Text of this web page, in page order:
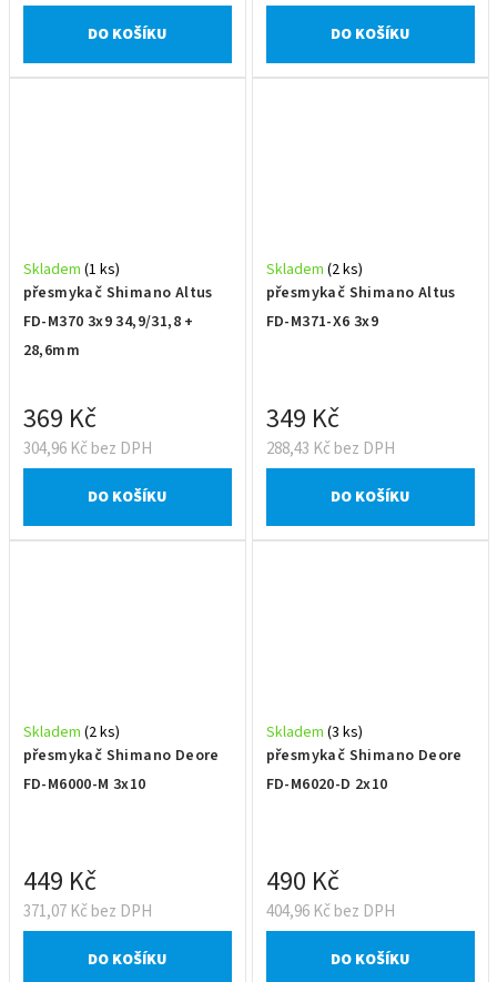
DO KOŠÍKU DO KOŠÍKU
přesmykač Shimano Altus
FD-M370 3x9 34,9/31,8 +
28,6mm
Skladem (1 ks)
304,96 Kč bez DPH
369 Kč
DO KOŠÍKU
přesmykač Shimano Altus
FD-M371-X6 3x9
Skladem (2 ks)
288,43 Kč bez DPH
349 Kč
DO KOŠÍKU
přesmykač Shimano Deore
FD-M6000-M 3x10
Skladem (2 ks)
371,07 Kč bez DPH
449 Kč
DO KOŠÍKU
přesmykač Shimano Deore
FD-M6020-D 2x10
Skladem (3 ks)
404,96 Kč bez DPH
490 Kč
DO KOŠÍKU